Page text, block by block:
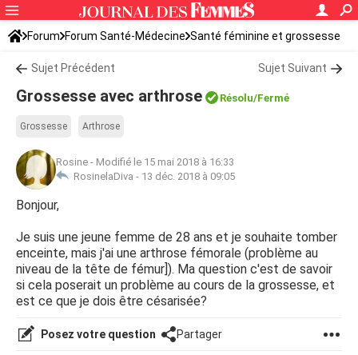
Forum Forum Santé-Médecine Santé féminine et grossesse
Tomber enceinte
Sujet Précédent Sujet Suivant
Grossesse avec arthrose Résolu/Fermé
Grossesse Arthrose
Rosine - Modifié le 15 mai 2018 à 16:33
RosinelaDiva - 13 déc. 2018 à 09:05
Bonjour,
Je suis une jeune femme de 28 ans et je souhaite tomber
enceinte, mais j'ai une arthrose fémorale (problème au
niveau de la tête de fémur]). Ma question c'est de savoir
si cela poserait un problème au cours de la grossesse, et
est ce que je dois être césarisée?
Posez votre question Partager